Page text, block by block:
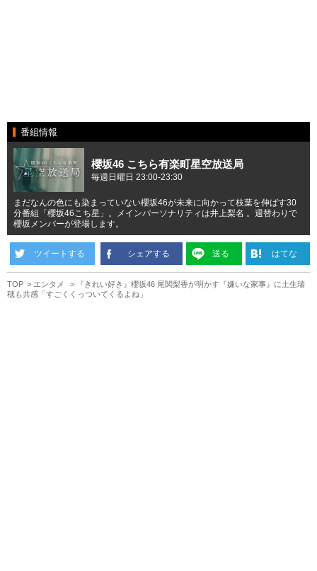
番組情報
櫻坂46 こちら有楽町星空放送局
毎週日曜日 23:00-23:30
まだなんの色にも染まっていない櫻坂46が未来に向かって枝葉を伸ばす30
分番組「櫻坂46こち星」。メインパーソナリティは井上梨名 。週替わりで
櫻坂メンバーが登場します。
ツイートする シェアする 送る はてな
TOP エンタメ
『きれい好き』櫻坂46 尾関梨香が明かす『嫌いな家事』に土生瑞
穂も共感「すごくくっついてくるよね」